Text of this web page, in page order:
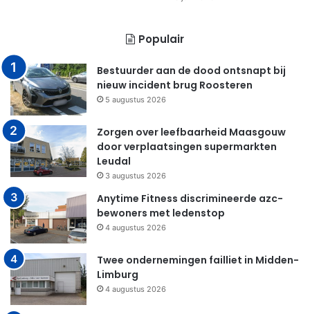
Populair
Bestuurder aan de dood ontsnapt bij
nieuw incident brug Roosteren
5 augustus 2026
Zorgen over leefbaarheid Maasgouw
door verplaatsingen supermarkten
Leudal
3 augustus 2026
Anytime Fitness discrimineerde azc-
bewoners met ledenstop
4 augustus 2026
Twee ondernemingen failliet in Midden-
Limburg
4 augustus 2026